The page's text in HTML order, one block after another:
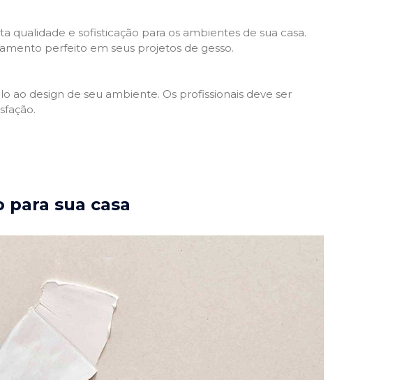
e sofisticação para os ambientes de sua casa.
perfeito em seus projetos de gesso.
ao design de seu ambiente. Os profissionais deve ser
sua casa